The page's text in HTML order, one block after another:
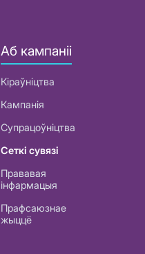
Аб кампаніі
Кіраўніцтва
Кампанія
Супрацоўніцтва
Сеткі сувязі
Прававая
інфармацыя
Прафсаюзнае
жыццё